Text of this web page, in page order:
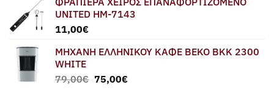
UNITED HM-7143
11,00€
ΜΗΧΑΝΗ ΕΛΛΗΝΙΚΟΥ ΚΑΦΕ BEKO BKK 2300
WHITE
79,00€ Original
75,00€Η